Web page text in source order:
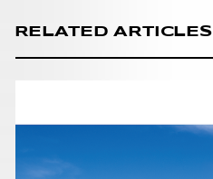
RELATED ARTICLES